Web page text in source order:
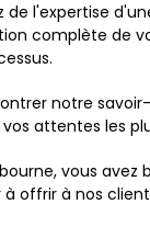
de l'expertise
complète
notre
attentes les
vous
offrir à nos